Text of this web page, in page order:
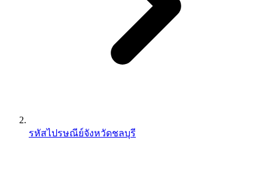
รหัสไปรษณีย์จังหวัดชลบุรี